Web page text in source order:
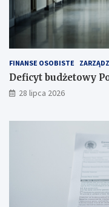
FINANSE OSOBISTE
Deficyt budżetowy
28 lipca 2026